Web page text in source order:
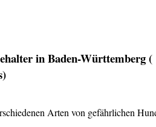
in Baden-Württemberg
Arten von gefährlichen